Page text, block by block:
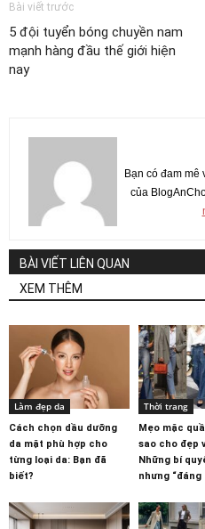
Bài viết trước
5 đội tuyển bóng chuyền nam
mạnh hàng đầu thế giới hiện
nay
Bạn có đam mê
của
BÀI VIẾT LIÊN QUAN
XEM THÊM
Làm đẹp da
Cách chọn dầu dưỡng
da mặt phù hợp cho
từng loại da: Bạn đã
biết?
Thời trang
Mẹo mặc
sao cho đẹp
Những bí
nhưng “đáng